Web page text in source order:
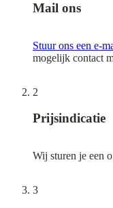
Mail ons
Stuur ons een e-
mogelijk contact
2
Prijsindicatie
Wij sturen je een
3